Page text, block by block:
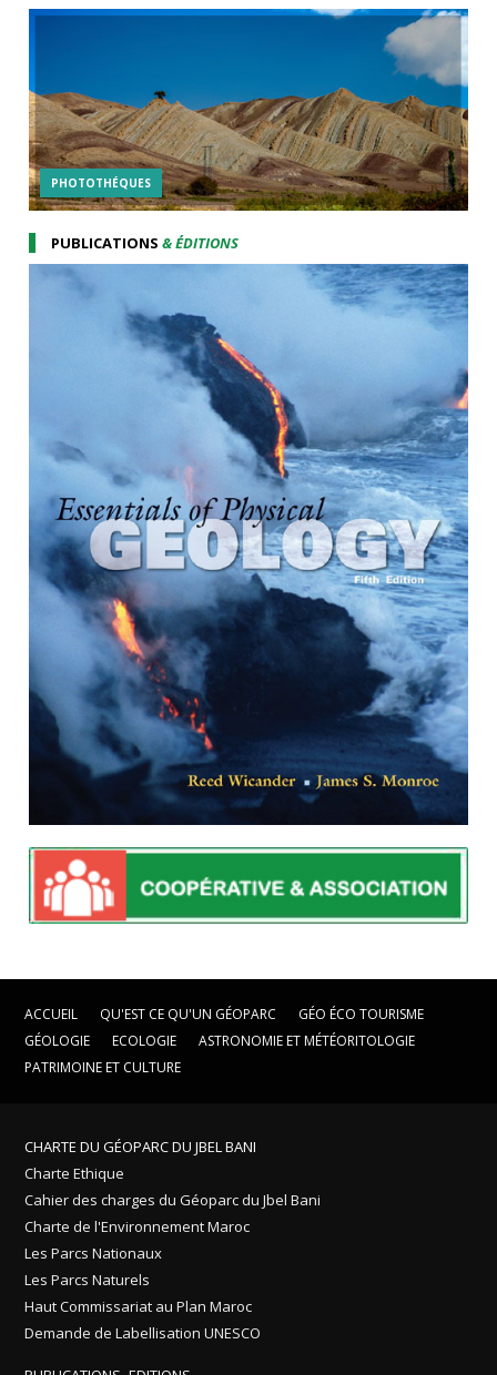
PHOTOTHÉQUES
PUBLICATIONS& ÉDITIONS
ACCUEIL QU'EST CE QU'UN GÉOPARC
GÉO ÉCO TOURISME
GÉOLOGIE
ECOLOGIE
ASTRONOMIE ET MÉTÉORITOLOGIE
PATRIMOINE ET CULTURE
CHARTE DU GÉOPARC DU JBEL BANI
Charte Ethique
Cahier des charges du Géoparc du Jbel Bani
Charte de l'Environnement Maroc
Les Parcs Nationaux
Les Parcs Naturels
Haut Commissariat au Plan Maroc
Demande de Labellisation UNESCO